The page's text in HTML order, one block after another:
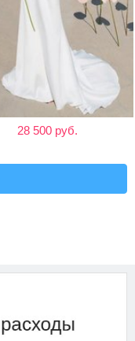
28 500 руб.